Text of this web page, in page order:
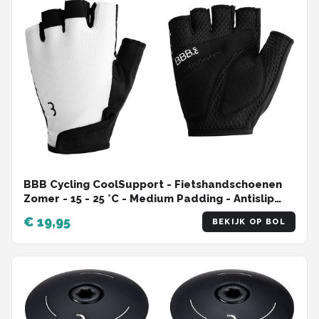
BBB Cycling CoolSupport - Fietshandschoenen
Zomer - 15 - 25 °C - Medium Padding - Antislip
Handpalm - Unisex Wielrenhandschoenen - Wit
€ 19,95 BEKIJK OP BOL